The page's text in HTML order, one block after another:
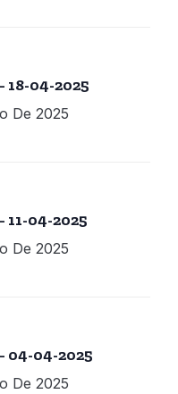
18-04-2025
De 2025
11-04-2025
De 2025
04-04-2025
De 2025